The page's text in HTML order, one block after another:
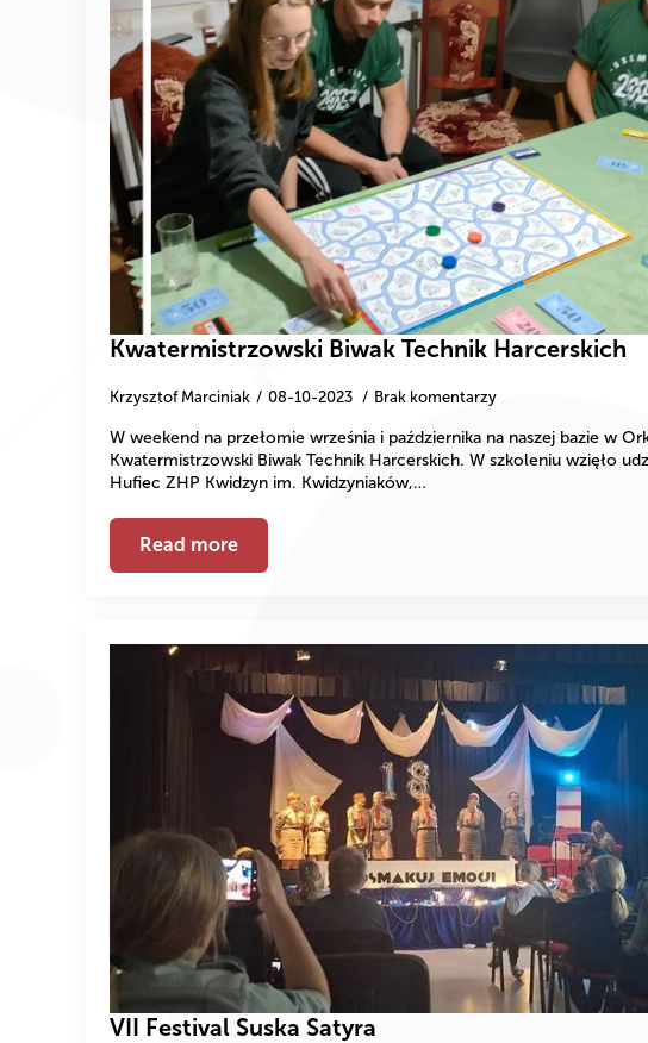
Kwatermistrzowski Biwak Technik Harcerskich
Krzysztof Marciniak 08-10-2023 Brak komentarzy
W weekend na przełomie września i października na naszej bazie w
Kwatermistrzowski Biwak Technik Harcerskich. W szkoleniu wzięło
Hufiec ZHP Kwidzyn im. Kwidzyniaków,…
Read more
VII Festival Suska Satyra